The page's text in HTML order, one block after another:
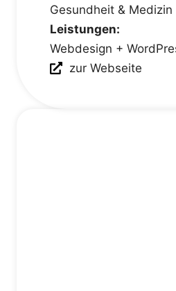
Gesundheit & Medizin
Leistungen:
Webdesign +
zur Webseite